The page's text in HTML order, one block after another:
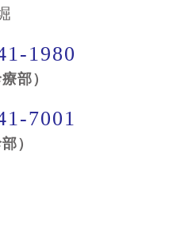
1980
部）
7001
）